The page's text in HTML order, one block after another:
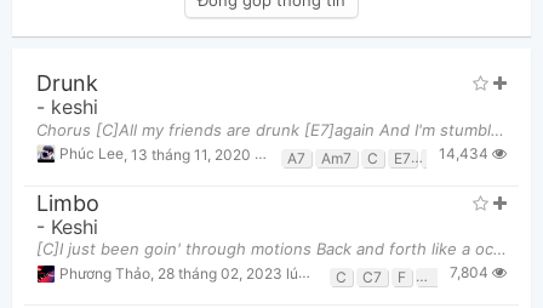
Drunk
- keshi
Chorus [C]All my friends are drunk [E7]again And I'm stumblin' back to [Am7]bed all by myself Don
Phúc Lee 13 tháng 11, 2020 lúc 10:53am A7 Am7 C E7 G
14,434
Limbo
- Keshi
[C]I just been goin' through motions Back and forth like a ocean [C7]I am a fraud, I am the shit Ho
Phương Thảo 28 tháng 02, 2023 lúc 10:59pm C C7 F Fm 7,804